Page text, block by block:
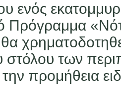
ενός
Πρόγραμμα
των
προμήθεια